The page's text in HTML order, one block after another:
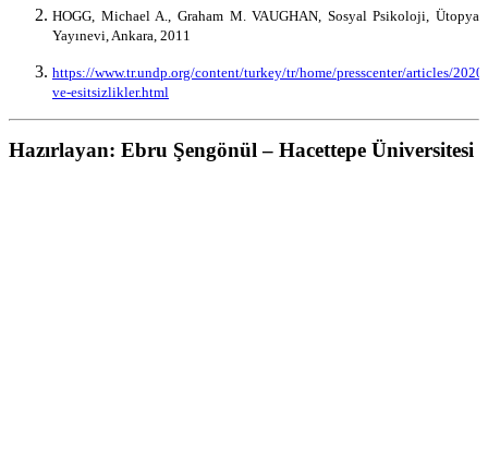
HOGG, Michael A., Graham M. VAUGHAN, Sosyal Psikoloji, Ütopya
Yayınevi, Ankara, 2011
https://www.tr.undp.org/content/turkey/tr/home/presscenter/articles/
ve-esitsizlikler.html
Hazırlayan: Ebru Şengönül – Hacettepe Üniversitesi